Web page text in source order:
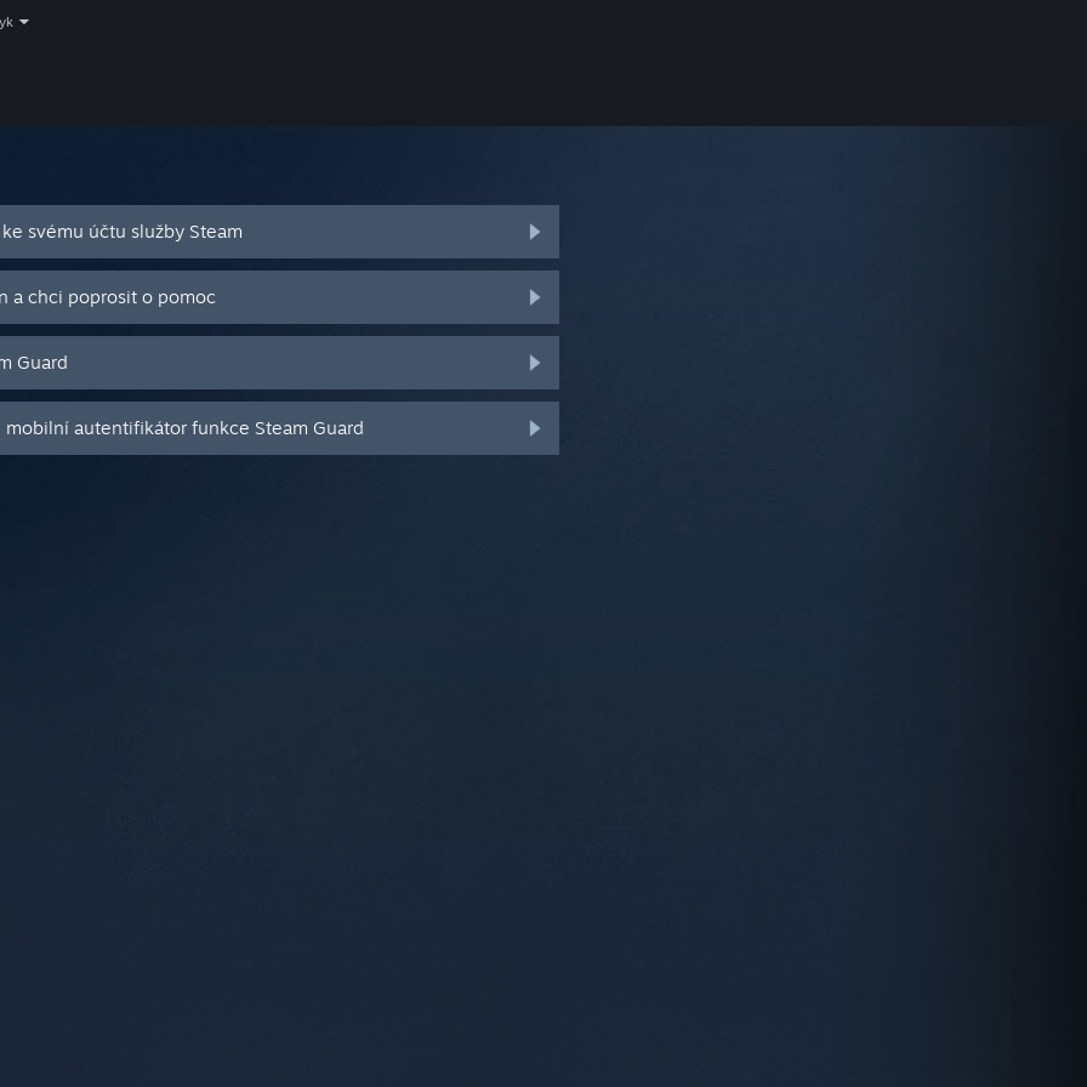
svému účtu služby Steam
a chci poprosit o pomoc
Guard
autentifikátor funkce Steam Guard